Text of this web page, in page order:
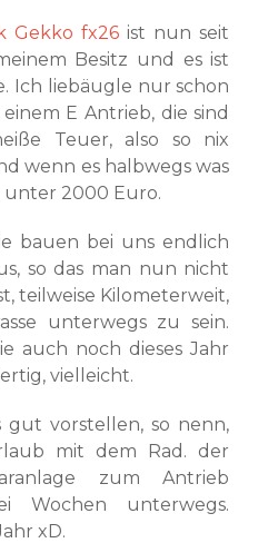
Gekko fx26 ist nun seit
Besitz und es ist
Ich liebäugle nur schon
E Antrieb, die sind
Teuer, also so nix
wenn es halbwegs was
unter 2000 Euro.
bauen bei uns endlich
so das man nun nicht
teilweise Kilometerweit,
unterwegs zu sein.
auch noch dieses Jahr
vielleicht.
vorstellen, so nenn,
mit dem Rad. der
zum Antrieb
Wochen unterwegs.
xD.